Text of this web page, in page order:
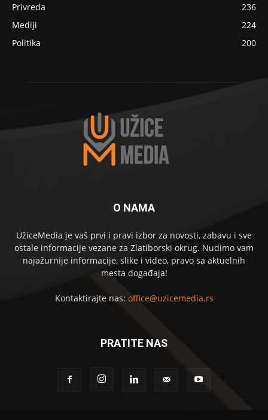
Privreda
236
Mediji
224
Politika
200
O NAMA
UžiceMedia je vaš prvi i pravi izbor za novosti, zabavu i sve
ostale informacije vezane za Zlatiborski okrug. Nudimo vam
najažurnije informacije, slike i video, pravo sa aktuelnih
mesta događaja!
Kontaktirajte nas: office@uzicemedia.rs
PRATITE NAS